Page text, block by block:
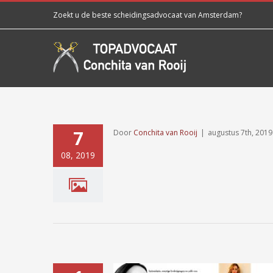
Zoekt u de beste scheidingsadvocaat van Amsterdam?​
7
08, 2019
Door Conchita van Rooij | augustus 7th, 2019